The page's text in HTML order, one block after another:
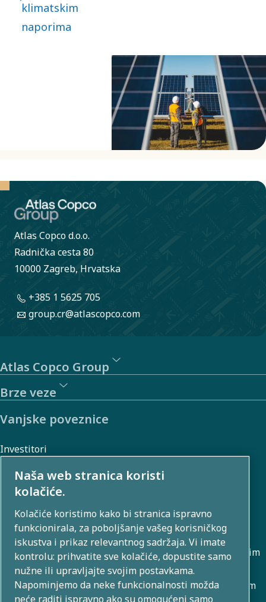
klimatskim
naporima
Atlas Copco d.o.o.
Radnička cesta 80
10000 Zagreb, Hrvatska
+385 1 5625 705
group.cr@atlascopco.com
Atlas Copco Group
Brze veze
Vanjske poveznice
Investitori
O nama
Atlas Copco Group razvija inovativna rješenja u poslovnim
područjima koja uključuju kompresiju zraka, vakuum,
industrijske i energetske tehnike. S globalnim portfeljem
Naša web stranica koristi
kolačiće.
Kolačiće koristimo kako bi stranica ispravno
funkcionirala, za poboljšanje vašeg korisničkog
iskustva i prikaz relevantnog sadržaja. Vi imate
kontrolu: prihvatite sve kolačiće, dopustite samo
nužne ili upravljajte svojim postavkama.
Napominjemo da neke funkcionalnosti možda
neće raditi ispravno ako su omogućeni samo